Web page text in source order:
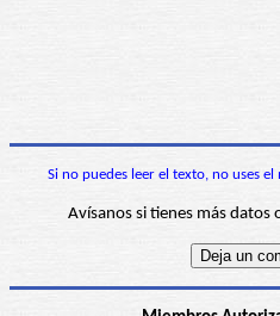
Si no puedes leer el texto, no uses
Avísanos si tienes más datos